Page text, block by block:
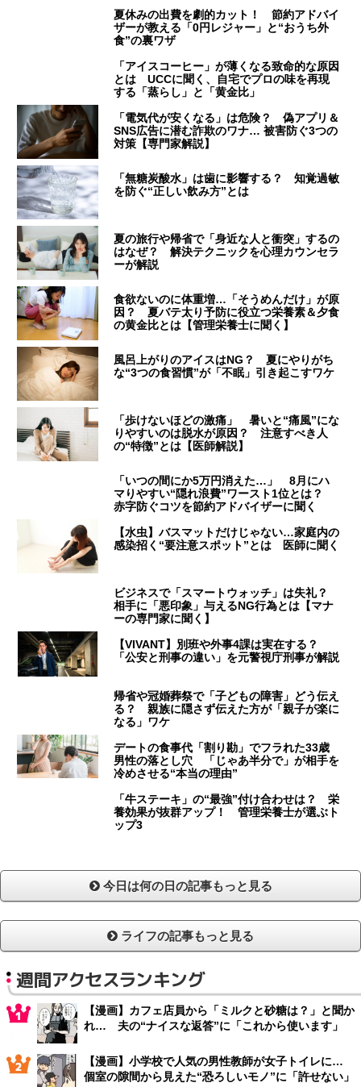
夏休みの出費を劇的カット！ 節約アドバイ
ザーが教える「0円レジャー」と“おうち外
食”の裏ワザ
「アイスコーヒー」が薄くなる致命的な原因
とは UCCに聞く、自宅でプロの味を再現
する「蒸らし」と「黄金比」
「電気代が安くなる」は危険？ 偽アプリ＆
SNS広告に潜む詐欺のワナ… 被害防ぐ3つの
対策【専門家解説】
「無糖炭酸水」は歯に影響する？ 知覚過敏
を防ぐ“正しい飲み方”とは
夏の旅行や帰省で「身近な人と衝突」するの
はなぜ？ 解決テクニックを心理カウンセラ
ーが解説
食欲ないのに体重増…「そうめんだけ」が原
因？ 夏バテ太り予防に役立つ栄養素＆夕食
の黄金比とは【管理栄養士に聞く】
風呂上がりのアイスはNG？ 夏にやりがち
な“3つの食習慣”が「不眠」引き起こすワケ
「歩けないほどの激痛」 暑いと“痛風”にな
りやすいのは脱水が原因？ 注意すべき人
の“特徴”とは【医師解説】
「いつの間にか5万円消えた…」 8月にハ
マりやすい“隠れ浪費”ワースト1位とは？
赤字防ぐコツを節約アドバイザーに聞く
【水虫】バスマットだけじゃない…家庭内の
感染招く“要注意スポット”とは 医師に聞く
ビジネスで「スマートウォッチ」は失礼？
相手に「悪印象」与えるNG行為とは【マナ
ーの専門家に聞く】
【VIVANT】別班や外事4課は実在する？
「公安と刑事の違い」を元警視庁刑事が解説
帰省や冠婚葬祭で「子どもの障害」どう伝え
る？ 親族に隠さず伝えた方が「親子が楽に
なる」ワケ
デートの食事代「割り勘」でフラれた33歳
男性の落とし穴 「じゃあ半分で」が相手を
冷めさせる“本当の理由”
「牛ステーキ」の“最強”付け合わせは？ 栄
養効果が抜群アップ！ 管理栄養士が選ぶト
ップ3
今日は何の日の記事もっと見る
ライフの記事もっと見る
週間アクセスランキング
【漫画】カフェ店員から「ミルクと砂糖は？」と聞か
れ… 夫の“ナイスな返答”に「これから使います」
【漫画】小学校で人気の男性教師が女子トイレに…
個室の隙間から見えた“恐ろしいモノ”に「許せない」